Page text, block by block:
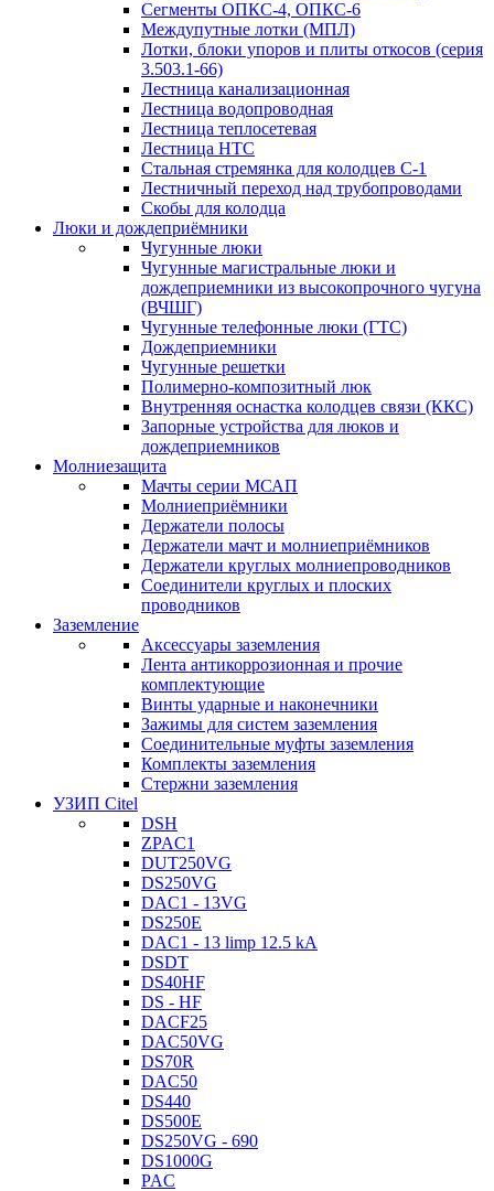
Сегменты ОПКС-4, ОПКС-6
Междупутные лотки (МПЛ)
Лотки, блоки упоров и плиты откосов (серия
3.503.1-66)
Лестница канализационная
Лестница водопроводная
Лестница теплосетевая
Лестница НТС
Стальная стремянка для колодцев С-1
Лестничный переход над трубопроводами
Скобы для колодца
Люки и дождеприёмники
Чугунные люки
Чугунные магистральные люки и
дождеприемники из высокопрочного чугуна
(ВЧШГ)
Чугунные телефонные люки (ГТС)
Дождеприемники
Чугунные решетки
Полимерно-композитный люк
Внутренняя оснастка колодцев связи (ККС)
Запорные устройства для люков и
дождеприемников
Молниезащита
Мачты серии МСАП
Молниеприёмники
Держатели полосы
Держатели мачт и молниеприёмников
Держатели круглых молниепроводников
Cоединители круглых и плоских
проводников
Заземление
Аксессуары заземления
Лента антикоррозионная и прочие
комплектующие
Винты ударные и наконечники
Зажимы для систем заземления
Соединительные муфты заземления
Комплекты заземления
Стержни заземления
УЗИП Citel
DSH
ZPAC1
DUT250VG
DS250VG
DAC1 - 13VG
DS250E
DAC1 - 13 limp 12.5 kA
DSDT
DS40HF
DS - HF
DACF25
DAC50VG
DS70R
DAC50
DS440
DS500E
DS250VG - 690
DS1000G
PAC